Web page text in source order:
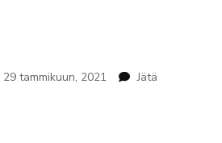
29 tammikuun, 2021
Jätä